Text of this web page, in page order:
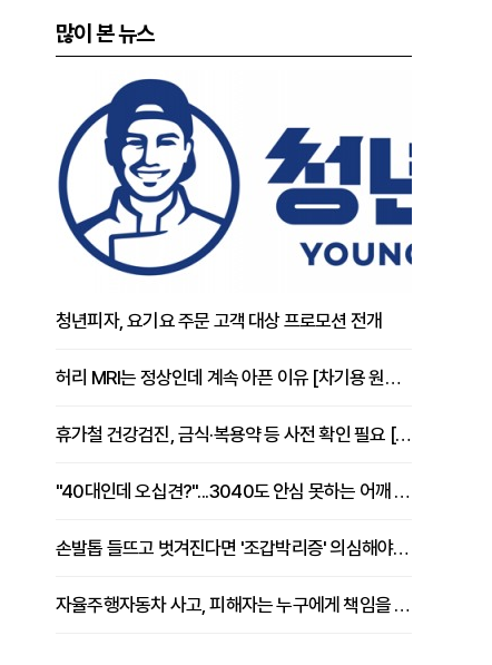
많이 본 뉴스
청년피자, 요기요 주문 고객 대상 프로모션 전개
허리 MRI는 정상인데 계속 아픈 이유 [차기용 원장 칼럼]
휴가철 건강검진, 금식·복용약 등 사전 확인 필요 [정도감 원장 칼럼]
"40대인데 오십견?"...3040도 안심 못하는 어깨 유착성 관절낭염
손발톱 들뜨고 벗겨진다면 '조갑박리증' 의심해야 [김철윤 원장 칼럼]
자율주행자동차 사고, 피해자는 누구에게 책임을 물을 수 있을까